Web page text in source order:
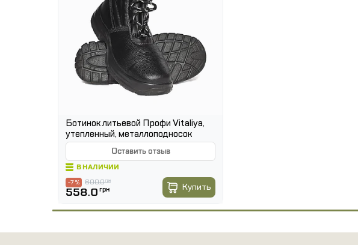
Ботинок литьевой Профи Vitaliya,
утепленный, металлоподносок
Оставить отзыв
В НАЛИЧИИ
600.0грн
-7 %
558.0 грн Купить